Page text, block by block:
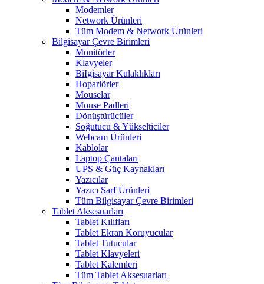
Modemler
Network Ürünleri
Tüm Modem & Network Ürünleri
Bilgisayar Çevre Birimleri
Monitörler
Klavyeler
BiIgisayar Kulaklıkları
Hoparlörler
Mouselar
Mouse Padleri
Dönüştürücüler
Soğutucu & Yükselticiler
Webcam Ürünleri
Kablolar
Laptop Çantaları
UPS & Güç Kaynakları
Yazıcılar
Yazıcı Sarf Ürünleri
Tüm Bilgisayar Çevre Birimleri
Tablet Aksesuarları
Tablet Kılıfları
Tablet Ekran Koruyucular
Tablet Tutucular
Tablet Klavyeleri
Tablet Kalemleri
Tüm Tablet Aksesuarları